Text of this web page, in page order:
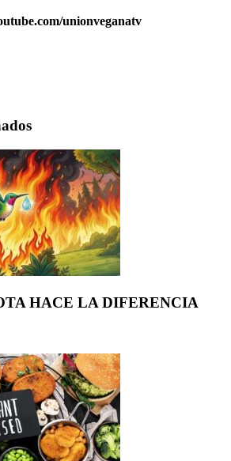
unionveganatv
HACE LA DIFERENCIA